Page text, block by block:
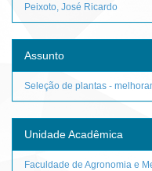
Peixoto, José Ricardo
Assunto
Seleção de plantas -
Unidade Acadêmica
Faculdade de Agronomia e